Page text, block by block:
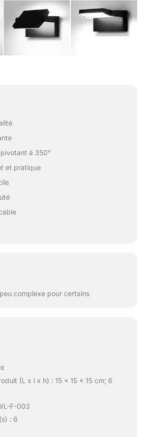
à 350°
et pratique
complexe pour certains
(L x l x h) : 15 x 15 x 15 cm; 6
F-003
: 6